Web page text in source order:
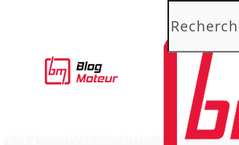
La passion comme moteur